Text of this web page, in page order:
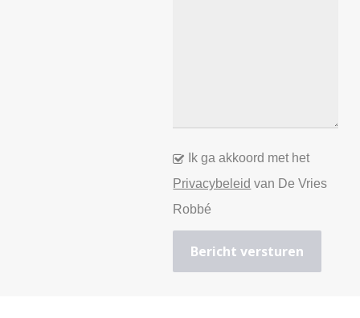
Ik ga akkoord met het
Privacybeleid van De Vries
Robbé